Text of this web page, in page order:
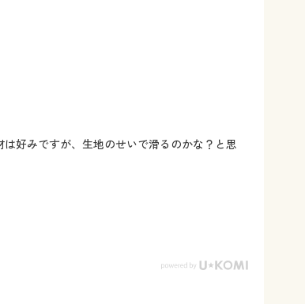
好みですが、生地のせいで滑るのかな？と思